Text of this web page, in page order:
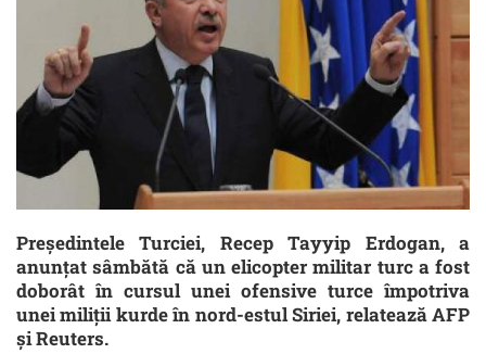
Preşedintele Turciei, Recep Tayyip Erdogan, a
anunţat sâmbătă că un elicopter militar turc a fost
doborât în cursul unei ofensive turce împotriva
unei miliţii kurde în nord-estul Siriei, relatează AFP
şi Reuters.